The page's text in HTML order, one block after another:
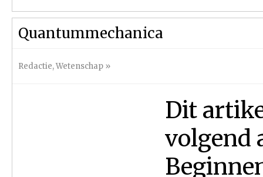
Quantummechanica
Redactie,Wetenschap »
Dit
volgend